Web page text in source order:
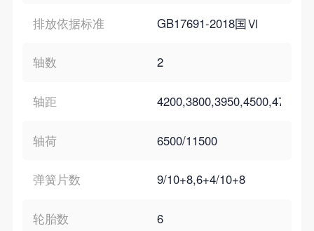
排放依据标准 GB17691-2018国Ⅵ
轴数 2
轴距
轴荷 6500/11500
弹簧片数 9/10+8,6+4/10+8
轮胎数 6